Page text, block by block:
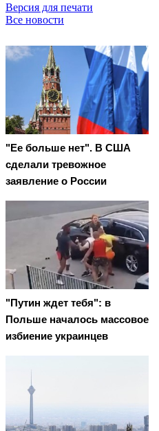
Версия для печати
Все новости
"Ее больше нет". В США
сделали тревожное
заявление о России
"Путин ждет тебя": в
Польше началось массовое
избиение украинцев